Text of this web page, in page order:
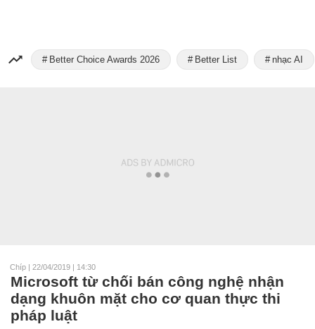
Better Choice Awards 2026 Better List nhạc AI
Chíp | 22/04/2019 | 14:30
Microsoft từ chối bán công nghệ nhận
dạng khuôn mặt cho cơ quan thực thi
pháp luật